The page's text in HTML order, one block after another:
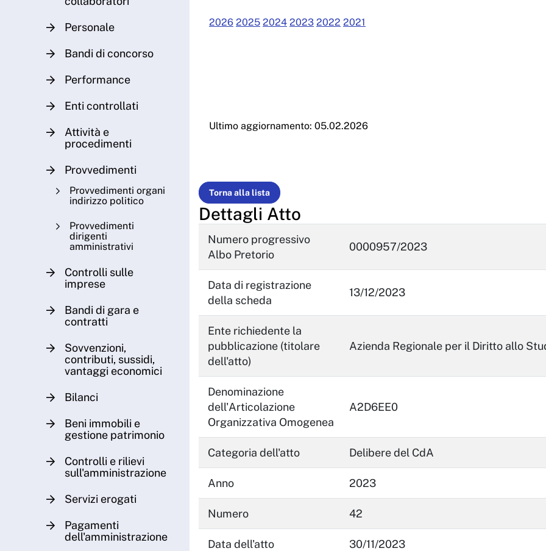
Personale
Bandi di concorso
Performance
Enti controllati
Attività e
procedimenti
Provvedimenti
Provvedimenti organi
indirizzo politico
Provvedimenti
dirigenti
amministrativi
Controlli sulle
imprese
Bandi di gara e
contratti
Sovvenzioni,
contributi, sussidi,
vantaggi economici
Bilanci
Beni immobili e
gestione patrimonio
Controlli e rilievi
sull'amministrazione
Servizi erogati
Pagamenti
dell'amministrazione
2026 2025 2024 2023 2022 2021
Ultimo aggiornamento: 05.02.2026
Torna alla lista
Dettagli Atto
Numero progressivo
Albo Pretorio
0000957/2023
Data di registrazione
della scheda
13/12/2023
Ente richiedente la
pubblicazione (titolare
dell'atto)
Azienda Regionale per il Diritto allo
Denominazione
dell'Articolazione
Organizzativa Omogenea
A2D6EE0
Categoria dell'atto Delibere del CdA
Anno 2023
Numero 42
Data dell'atto 30/11/2023